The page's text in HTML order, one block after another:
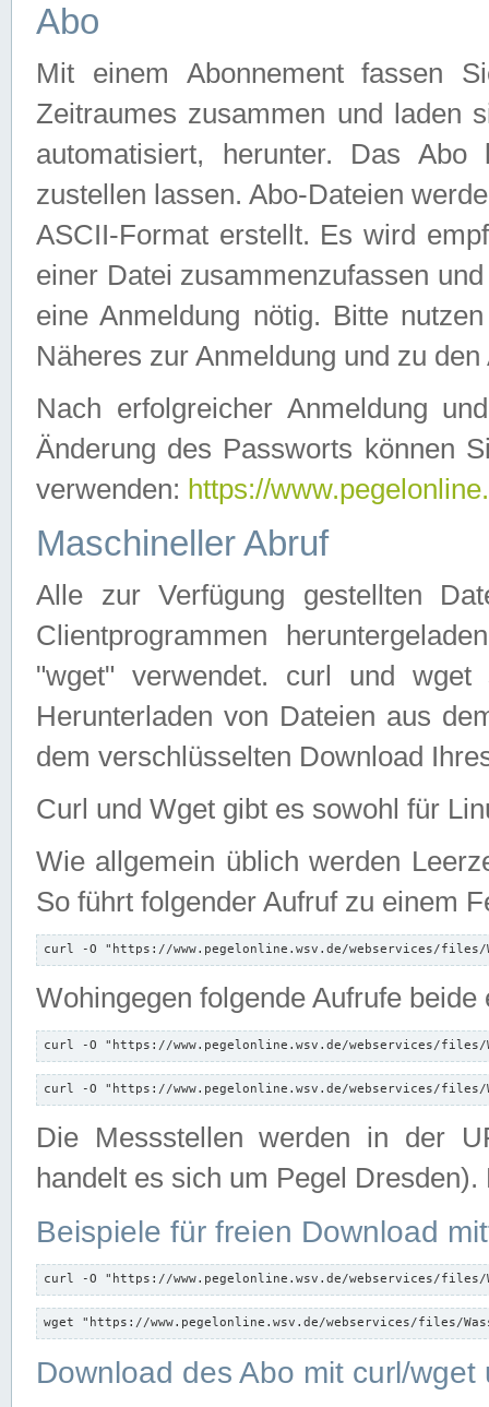
Abo
Mit einem Abonnement fassen
Zeitraumes zusammen und laden
automatisiert, herunter. Das
zustellen lassen. Abo-Dateien
ASCII-Format erstellt. Es wird
einer Datei zusammenzufassen
eine Anmeldung nötig. Bitte
Näheres zur Anmeldung und zu
Nach erfolgreicher Anmeldung
Änderung des Passworts können
verwenden: https://
Maschineller Abruf
Alle zur Verfügung gestellten
Clientprogrammen
"wget" verwendet. curl und wget
Herunterladen von Dateien aus
dem verschlüsselten Download
Curl und Wget gibt es sowohl für
Wie allgemein üblich werden
So führt folgender Aufruf zu einem
curl -O "https://www.pegelonline.wsv.de/webservices/files/
Wohingegen folgende Aufrufe beide
curl -O "https://www.pegelonline.wsv.de/webservices/files/
curl -O "https://www.pegelonline.wsv.de/webservices/files/
Die Messstellen werden in der
handelt es sich um Pegel
Beispiele für freien Download
curl -O "https://www.pegelonline.wsv.de/webservices/files/
wget "https://www.pegelonline.wsv.de/webservices/files/
Download des Abo mit curl/